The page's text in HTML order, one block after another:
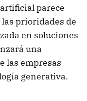
parece
prioridades de
en soluciones
una
las empresas
generativa.